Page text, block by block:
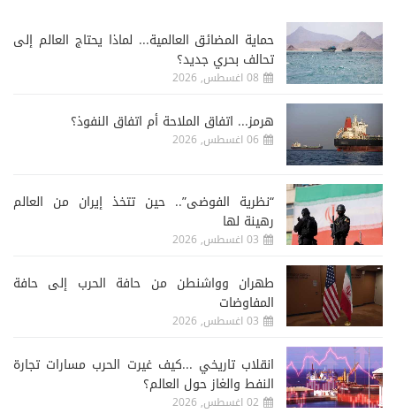
حماية المضائق العالمية... لماذا يحتاج العالم إلى
تحالف بحري جديد؟
08 اغسطس, 2026
هرمز... اتفاق الملاحة أم اتفاق النفوذ؟
06 اغسطس, 2026
“نظرية الفوضى”.. حين تتخذ إيران من العالم
رهينة لها
03 اغسطس, 2026
طهران وواشنطن من حافة الحرب إلى حافة
المفاوضات
03 اغسطس, 2026
انقلاب تاريخي ...كيف غيرت الحرب مسارات تجارة
النفط والغاز حول العالم؟
02 اغسطس, 2026